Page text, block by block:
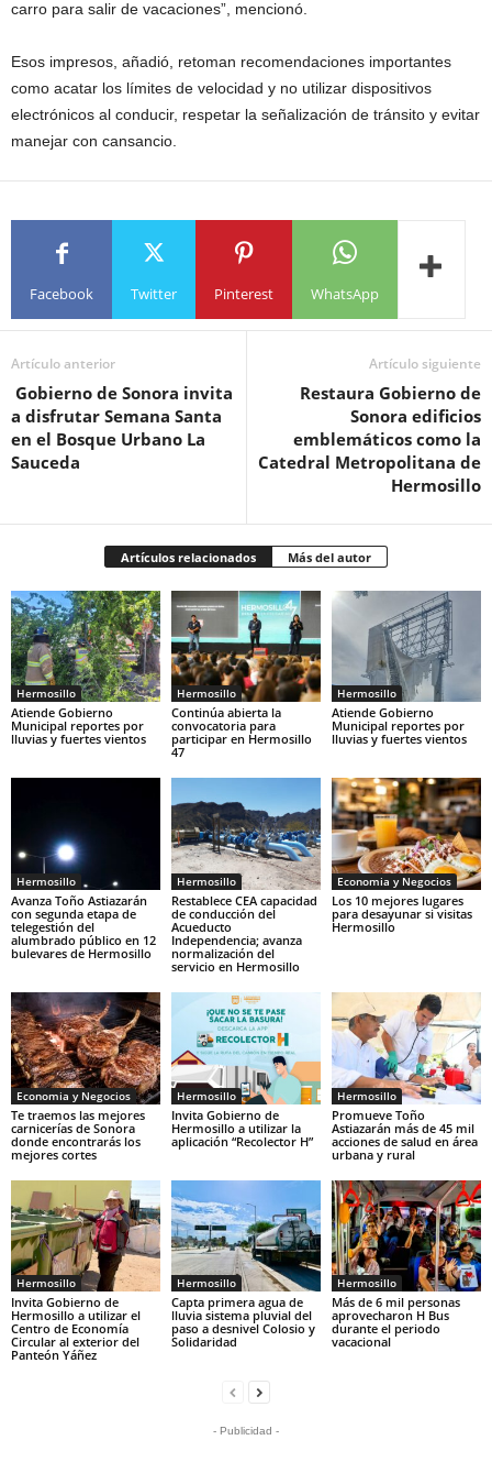
carro para salir de vacaciones”, mencionó.
Esos impresos, añadió, retoman recomendaciones importantes
como acatar los límites de velocidad y no utilizar dispositivos
electrónicos al conducir, respetar la señalización de tránsito y evitar
manejar con cansancio.
Facebook Twitter Pinterest WhatsApp
Artículo anterior
Gobierno de Sonora invita
a disfrutar Semana Santa
en el Bosque Urbano La
Sauceda
Artículo siguiente
Restaura Gobierno de
Sonora edificios
emblemáticos como la
Catedral Metropolitana de
Hermosillo
Artículos relacionados Más del autor
Hermosillo
Atiende Gobierno
Municipal reportes por
lluvias y fuertes vientos
Hermosillo
Continúa abierta la
convocatoria para
participar en Hermosillo
47
Hermosillo
Atiende Gobierno
Municipal reportes por
lluvias y fuertes vientos
Hermosillo
Avanza Toño Astiazarán
con segunda etapa de
telegestión del
alumbrado público en 12
bulevares de Hermosillo
Hermosillo
Restablece CEA capacidad
de conducción del
Acueducto
Independencia; avanza
normalización del
servicio en Hermosillo
Economia y Negocios
Los 10 mejores lugares
para desayunar si visitas
Hermosillo
Economia y Negocios
Te traemos las mejores
carnicerías de Sonora
donde encontrarás los
mejores cortes
Hermosillo
Invita Gobierno de
Hermosillo a utilizar la
aplicación “Recolector H”
Hermosillo
Promueve Toño
Astiazarán más de 45 mil
acciones de salud en área
urbana y rural
Hermosillo
Invita Gobierno de
Hermosillo a utilizar el
Centro de Economía
Circular al exterior del
Panteón Yáñez
Hermosillo
Capta primera agua de
lluvia sistema pluvial del
paso a desnivel Colosio y
Solidaridad
Hermosillo
Más de 6 mil personas
aprovecharon H Bus
durante el periodo
vacacional
- Publicidad -